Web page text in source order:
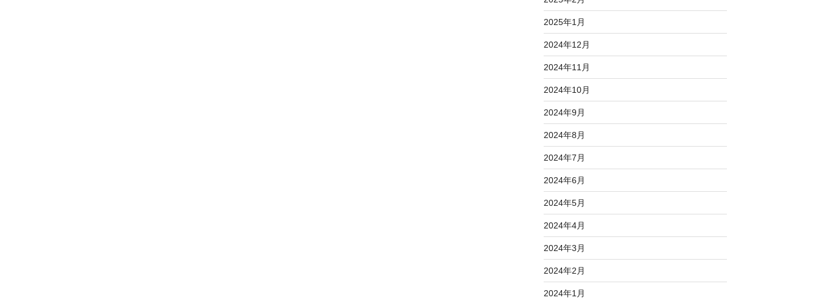
2025年1月
2024年12月
2024年11月
2024年10月
2024年9月
2024年8月
2024年7月
2024年6月
2024年5月
2024年4月
2024年3月
2024年2月
2024年1月